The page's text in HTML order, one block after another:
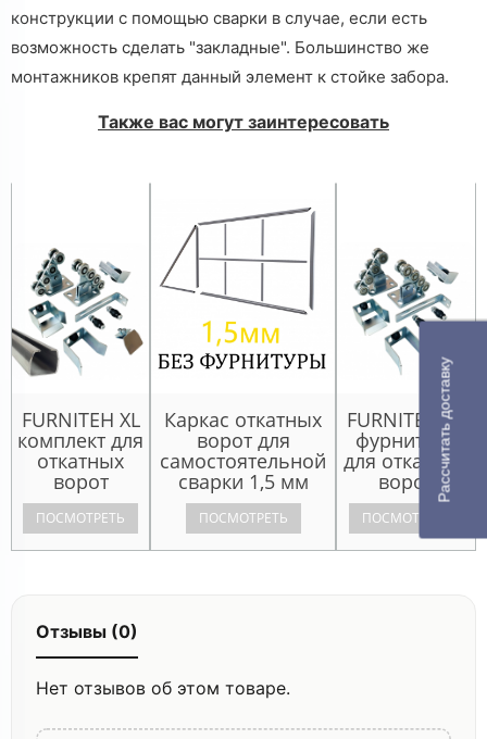
конструкции с помощью сварки в случае, если есть
возможность сделать "закладные". Большинство же
монтажников крепят данный элемент к стойке забора.
Также вас могут заинтересовать
FURNITEH XL
комплект для
откатных
ворот
ПОСМОТРЕТЬ
Каркас откатных
ворот для
самостоятельной
сварки 1,5 мм
ПОСМОТРЕТЬ
FURNITEH XL
фурнитура
для откатных
ворот
ПОСМОТРЕТЬ
Отзывы (0)
Нет отзывов об этом товаре.
Рассчитать доставку